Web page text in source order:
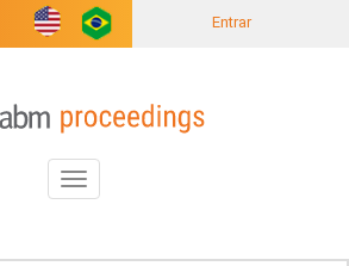
Entrar
Toggle
navigation